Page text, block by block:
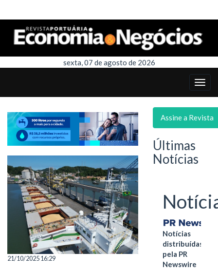
sexta, 07 de agosto de 2026
21/10/2025 16:29
Assine a Revista
Últimas
Notícias
Notícias
distribuídas
pela PR
Newswire